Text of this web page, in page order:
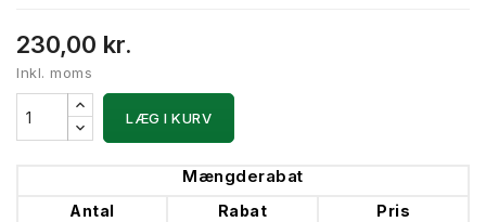
230,00 kr.
Inkl. moms
LÆG I KURV
Mængderabat
Antal Rabat
Pris